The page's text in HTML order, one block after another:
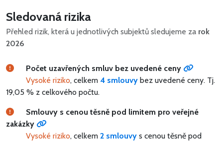
Sledovaná rizika
Přehled rizik, která u jednotlivých subjektů sledujeme za rok
2026
Počet uzavřených smluv bez uvedené ceny
Vysoké riziko, celkem 4 smlouvy bez uvedené ceny. Tj.
19,05 % z celkového počtu.
Smlouvy s cenou těsně pod limitem pro veřejné
zakázky
Vysoké riziko, celkem 2 smlouvy s cenou těsně pod